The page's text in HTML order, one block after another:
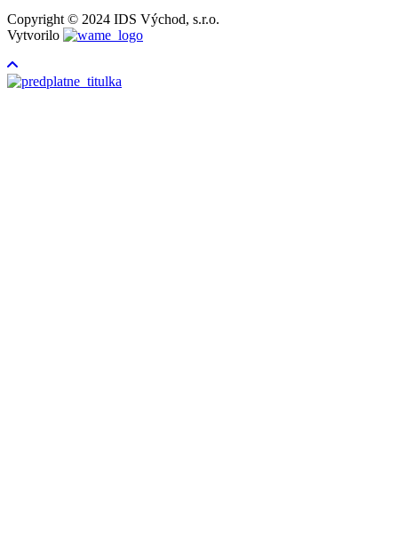
Copyright © 2024 IDS Východ, s.r.o.
Vytvorilo